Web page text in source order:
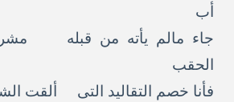
أب
جاء مالم يأته من قبله
الحقب
فأنا خصم التقاليد التى ألقت